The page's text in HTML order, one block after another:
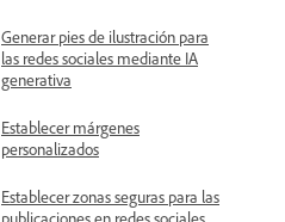
Generar pies de ilustración para
las redes sociales mediante IA
generativa
Establecer márgenes
personalizados
Establecer zonas seguras para las
publicaciones en redes sociales